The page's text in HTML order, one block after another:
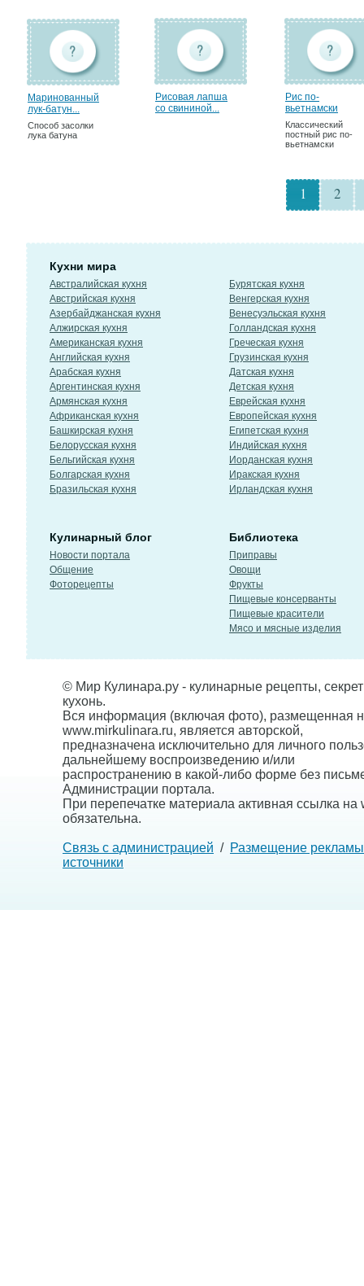
Маринованный
лук-батун...
Способ засолки
лука батуна
Рисовая лапша
со свининой...
Рис по-
вьетнамски
Классический
постный рис по-
вьетнамски
1 2
Кухни мира
Австралийская кухня
Австрийская кухня
Азербайджанская кухня
Алжирская кухня
Американская кухня
Английская кухня
Арабская кухня
Аргентинская кухня
Армянская кухня
Африканская кухня
Башкирская кухня
Белорусская кухня
Бельгийская кухня
Болгарская кухня
Бразильская кухня
Бурятская кухня
Венгерская кухня
Венесуэльская кухня
Голландская кухня
Греческая кухня
Грузинская кухня
Датская кухня
Детская кухня
Еврейская кухня
Европейская кухня
Египетская кухня
Индийская кухня
Иорданская кухня
Иракская кухня
Ирландская кухня
Кулинарный блог
Новости портала
Общение
Фоторецепты
Библиотека
Приправы
Овощи
Фрукты
Пищевые консерванты
Пищевые красители
Мясо и мясные изделия
© Мир Кулинара.ру - кулинарные рецепты,
кухонь.
Вся информация (включая фото), размещенная
www.mirkulinara.ru, является авторской,
предназначена исключительно для личного
дальнейшему воспроизведению и/или
распространению в какой-либо форме без
Администрации портала.
При перепечатке материала активная ссылка на
обязательна.
Связь с администрацией / Размещение рекламы
источники